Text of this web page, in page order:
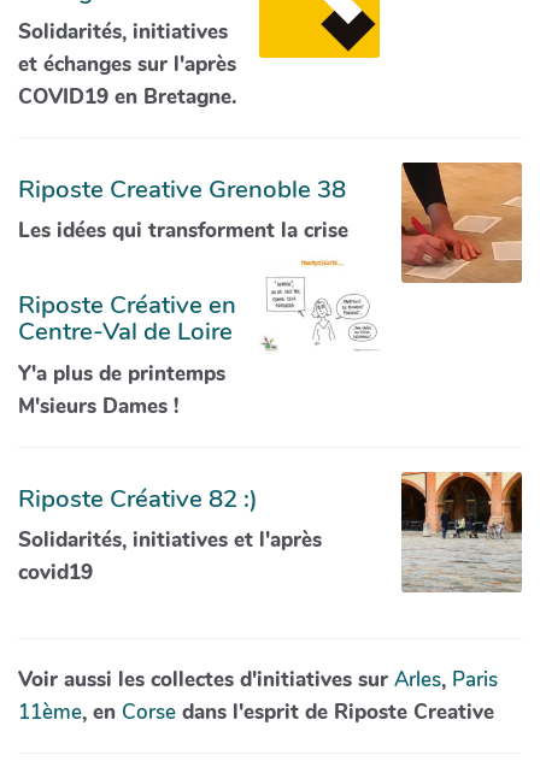
Solidarités, initiatives
et échanges sur l'après
COVID19 en Bretagne.
Riposte Creative Grenoble 38
Les idées qui transforment la crise
Riposte Créative en
Centre-Val de Loire
Y'a plus de printemps
M'sieurs Dames !
Riposte Créative 82 :)
Solidarités, initiatives et l'après
covid19
Voir aussi les collectes d'initiatives sur Arles, Paris
11ème, en Corse dans l'esprit de Riposte Creative